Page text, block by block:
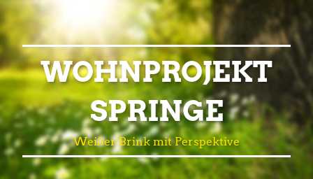
WOHNPROJEKT
SPRINGE
Weißer Brink mit Perspektive